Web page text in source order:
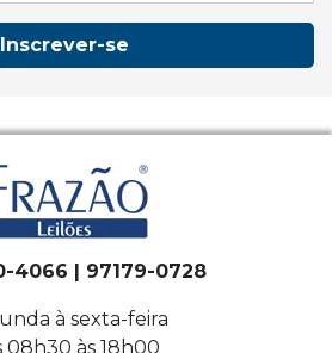
Inscrever-se
4066 | 97179-0728
à sexta-feira
08h30 às 18h00